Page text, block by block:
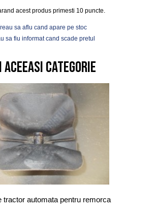
acest produs primesti 10 puncte.
sa aflu cand apare pe stoc
sa fiu informat cand scade pretul
aceeasi categorie
tractor automata pentru remorca